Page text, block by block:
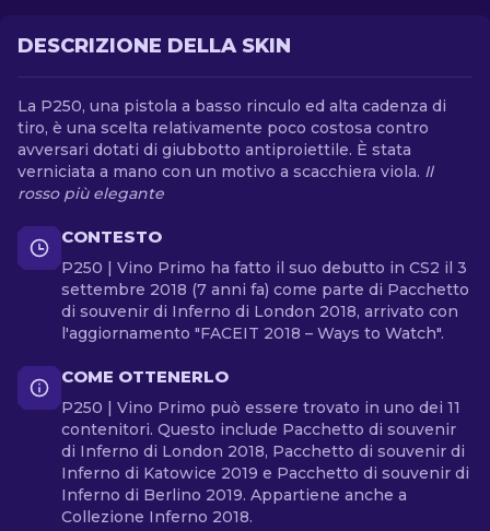
DESCRIZIONE DELLA SKIN
La P250, una pistola a basso rinculo ed alta cadenza di
tiro, è una scelta relativamente poco costosa contro
avversari dotati di giubbotto antiproiettile. È stata
verniciata a mano con un motivo a scacchiera viola. Il
rosso più elegante
CONTESTO
P250 | Vino Primo ha fatto il suo debutto in CS2 il 3
settembre 2018 (7 anni fa) come parte di Pacchetto
di souvenir di Inferno di London 2018, arrivato con
l'aggiornamento "FACEIT 2018 – Ways to Watch".
COME OTTENERLO
P250 | Vino Primo può essere trovato in uno dei 11
contenitori. Questo include Pacchetto di souvenir
di Inferno di London 2018, Pacchetto di souvenir di
Inferno di Katowice 2019 e Pacchetto di souvenir di
Inferno di Berlino 2019. Appartiene anche a
Collezione Inferno 2018.